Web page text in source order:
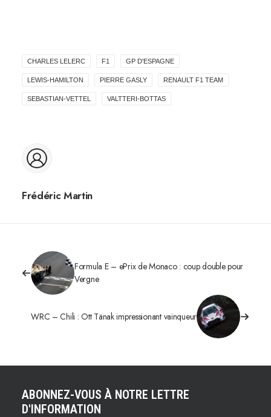
CHARLES LELERC F1 GP D'ESPAGNE
LEWIS-HAMILTON PIERRE GASLY RENAULT F1 TEAM
SEBASTIAN-VETTEL VALTTERI-BOTTAS
Frédéric Martin
Formula E – ePrix de Monaco : coup double pour
Vergne
WRC – Chili : Ott Tänak impressionant vainqueur
ABONNEZ-VOUS À NOTRE LETTRE
D'INFORMATION